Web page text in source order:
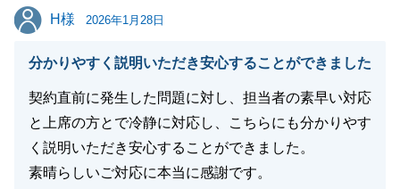
閉じる
H様
H様 2026年1月28日
分かりやすく説明いただき安心することができました
契約直前に発生した問題に対し、担当者の素早い対応
と上席の方とで冷静に対応し、こちらにも分かりやす
く説明いただき安心することができました。
素晴らしいご対応に本当に感謝です。